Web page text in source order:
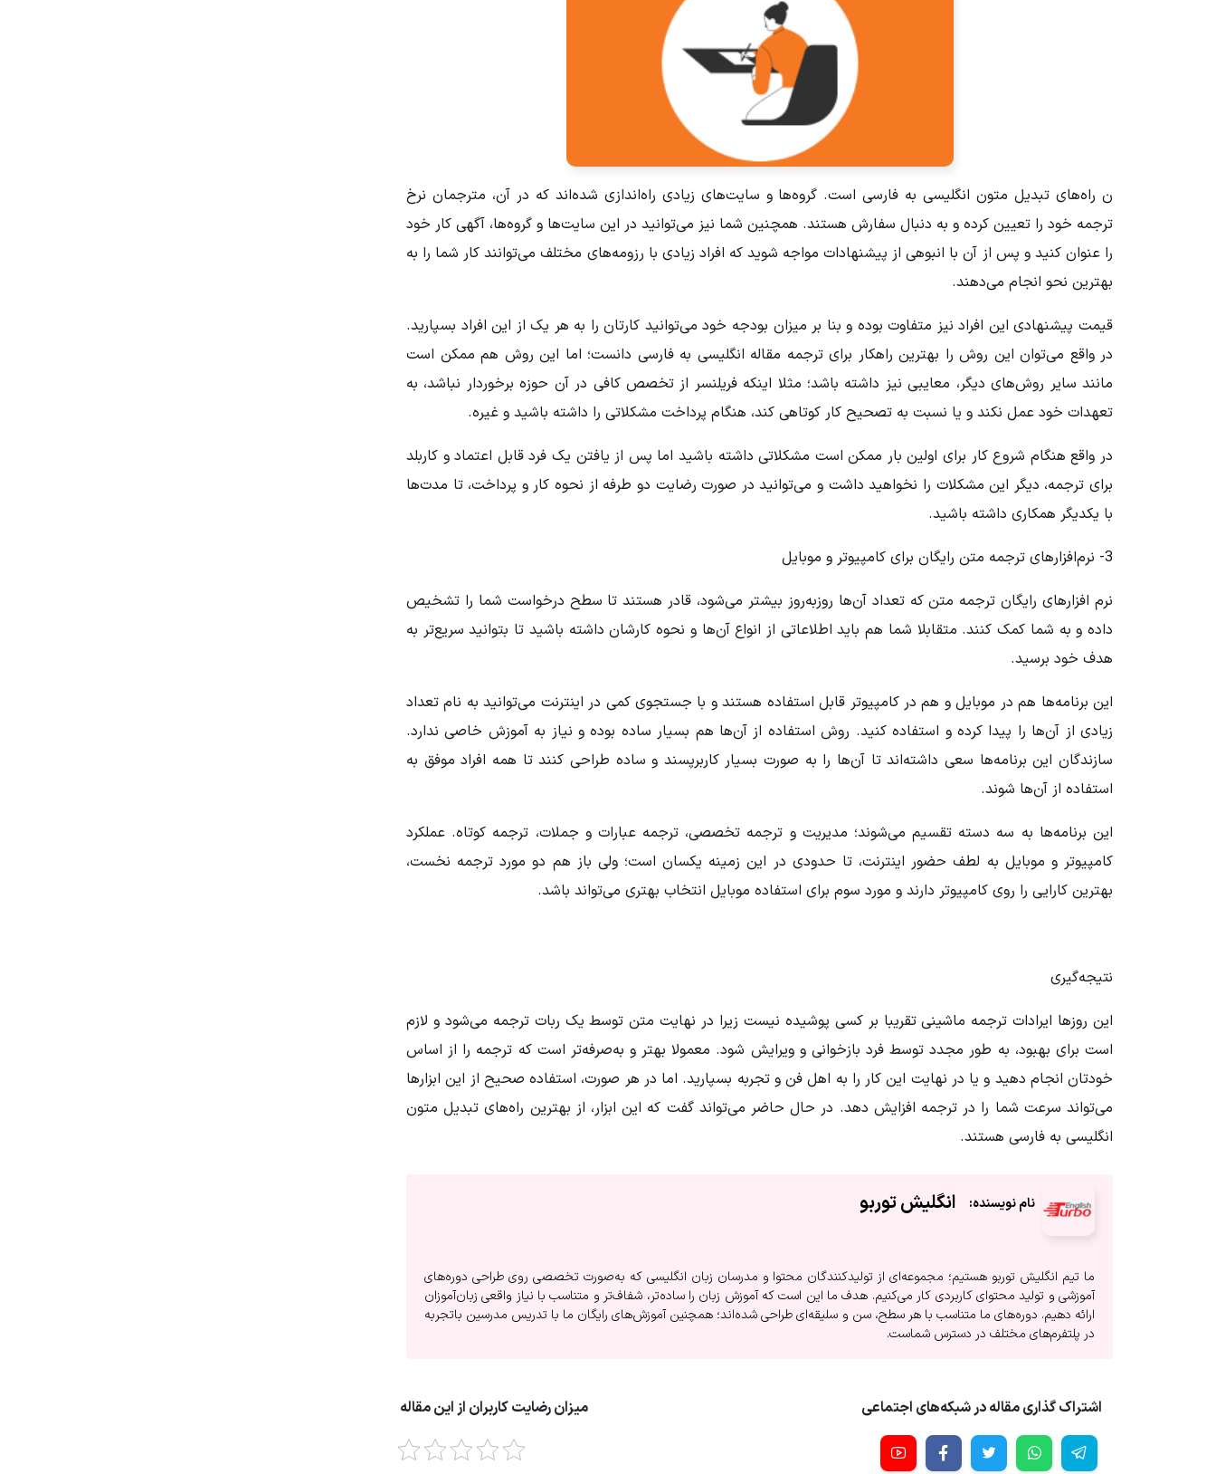
ن راه‌های تبدیل متون انگلیسی به فارسی است. گروه‌ها و سایت‌های زیادی راه‌اندازی شده‌اند که در آن، مترجمان نرخ
ترجمه خود را تعیین کرده و به دنبال سفارش هستند. همچنین شما نیز می‌توانید در این سایت‌ها و گروه‌ها، آگهی کار خود
را عنوان کنید و پس از آن با انبوهی از پیشنهادات مواجه شوید که افراد زیادی با رزومه‌های مختلف می‌توانند کار شما را به
بهترین نحو انجام می‌دهند.
قیمت پیشنهادی این افراد نیز متفاوت بوده و بنا بر میزان بودجه خود می‌توانید کارتان را به هر یک از این افراد بسپارید.
در واقع می‌توان این روش را بهترین راهکار برای ترجمه مقاله انگلیسی به فارسی دانست؛ اما این روش هم ممکن است
مانند سایر روش‌های دیگر، معایبی نیز داشته باشد؛ مثلا اینکه فریلنسر از تخصص کافی در آن حوزه برخوردار نباشد، به
تعهدات خود عمل نکند و یا نسبت به تصحیح کار کوتاهی کند، هنگام پرداخت مشکلاتی را داشته باشید و غیره.
در واقع هنگام شروع کار برای اولین بار ممکن است مشکلاتی داشته باشید اما پس از یافتن یک فرد قابل اعتماد و کاربلد
برای ترجمه، دیگر این مشکلات را نخواهید داشت و می‌توانید در صورت رضایت دو طرفه از نحوه کار و پرداخت، تا مدت‌ها
با یکدیگر همکاری داشته باشید.
3- نرم‌افزارهای ترجمه متن رایگان برای کامپیوتر و موبایل
نرم افزارهای رایگان ترجمه متن که تعداد آن‌ها روزبه‌روز بیشتر می‌شود، قادر هستند تا سطح درخواست شما را تشخیص
داده و به شما کمک کنند. متقابلا شما هم باید اطلاعاتی از انواع آن‌ها و نحوه کارشان داشته باشید تا بتوانید سریع‌تر به
هدف خود برسید.
این برنامه‌ها هم در موبایل و هم در کامپیوتر قابل استفاده هستند و با جستجوی کمی در اینترنت می‌توانید به نام تعداد
زیادی از آن‌ها را پیدا کرده و استفاده کنید. روش استفاده از آن‌ها هم بسیار ساده بوده و نیاز به آموزش خاصی ندارد.
سازندگان این برنامه‌ها سعی داشته‌اند تا آن‌ها را به صورت بسیار کاربرپسند و ساده طراحی کنند تا همه‌ افراد موفق به
استفاده از آن‌ها شوند.
این برنامه‌ها به سه دسته تقسیم می‌شوند؛ مدیریت و ترجمه تخصصی، ترجمه عبارات و جملات، ترجمه کوتاه. عملکرد
کامپیوتر و موبایل به لطف حضور اینترنت، تا حدودی در این زمینه یکسان است؛ ولی باز هم دو مورد ترجمه نخست،
بهترین کارایی را روی کامپیوتر دارند و مورد سوم برای استفاده موبایل انتخاب بهتری می‌تواند باشد.
نتیجه‌گیری
این روزها ایرادات ترجمه ماشینی تقریبا بر کسی پوشیده نیست زیرا در نهایت متن توسط یک ربات ترجمه می‌شود و لازم
است برای بهبود، به طور مجدد توسط فرد بازخوانی و ویرایش شود. معمولا بهتر و به‌صرفه‌تر است که ترجمه را از اساس
خودتان انجام دهید و یا در نهایت این کار را به اهل فن و تجربه بسپارید. اما در هر صورت، استفاده صحیح از این ابزارها
می‌تواند سرعت شما را در ترجمه‌ افزایش دهد. در حال حاضر می‌تواند گفت که این ابزار، از بهترین راه‌های تبدیل متون
انگلیسی به فارسی هستند.
انگلیش‌ توربو
ما تیم انگلیش توربو هستیم؛ مجموعه‌ای از تولیدکنندگان محتوا و مدرسان زبان انگلیسی که به‌صورت تخصصی روی طراحی دوره‌های
آموزشی و تولید محتوای کاربردی کار می‌کنیم. هدف ما این است که آموزش زبان را ساده‌تر، شفاف‌تر و متناسب با نیاز واقعی زبان‌آموزان
ارائه دهیم. دوره‌های ما متناسب با هر سطح، سن و سلیقه‌ای طراحی شده‌اند؛ همچنین آموزش‌های رایگان ما با تدریس مدرسین باتجربه
در پلتفرم‌های مختلف در دسترس شماست.
اشتراک گذاری مقاله در شبکه‌های اجتماعی میزان رضایت کاربران از این مقاله